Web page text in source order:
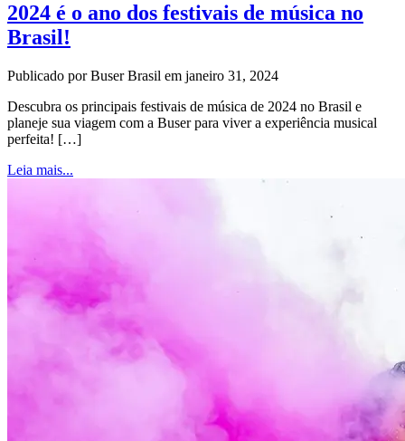
2024 é o ano dos festivais de música no
Brasil!
Publicado por Buser Brasil em janeiro 31, 2024
Descubra os principais festivais de música de 2024 no Brasil e
planeje sua viagem com a Buser para viver a experiência musical
perfeita! […]
Leia mais...